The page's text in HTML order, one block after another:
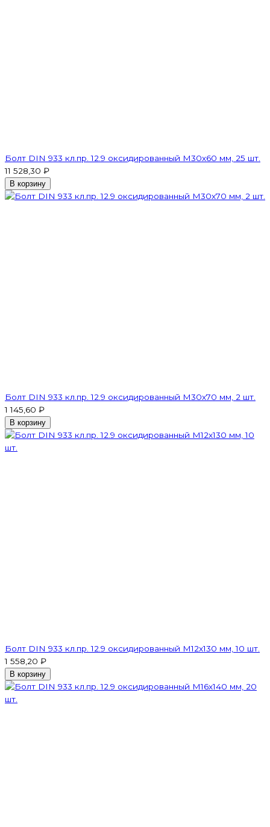
Болт DIN 933 кл.пр. 12.9 оксидированный M30х60 мм, 25 шт.
11 528,30 ₽
В корзину
Болт DIN 933 кл.пр. 12.9 оксидированный M30х70 мм, 2 шт.
1 145,60 ₽
В корзину
Болт DIN 933 кл.пр. 12.9 оксидированный M12х130 мм, 10 шт.
1 558,20 ₽
В корзину